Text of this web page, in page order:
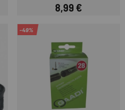
Prix
8,99 €
-49%